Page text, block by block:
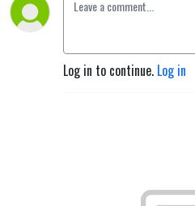
Log in to continue. Log in